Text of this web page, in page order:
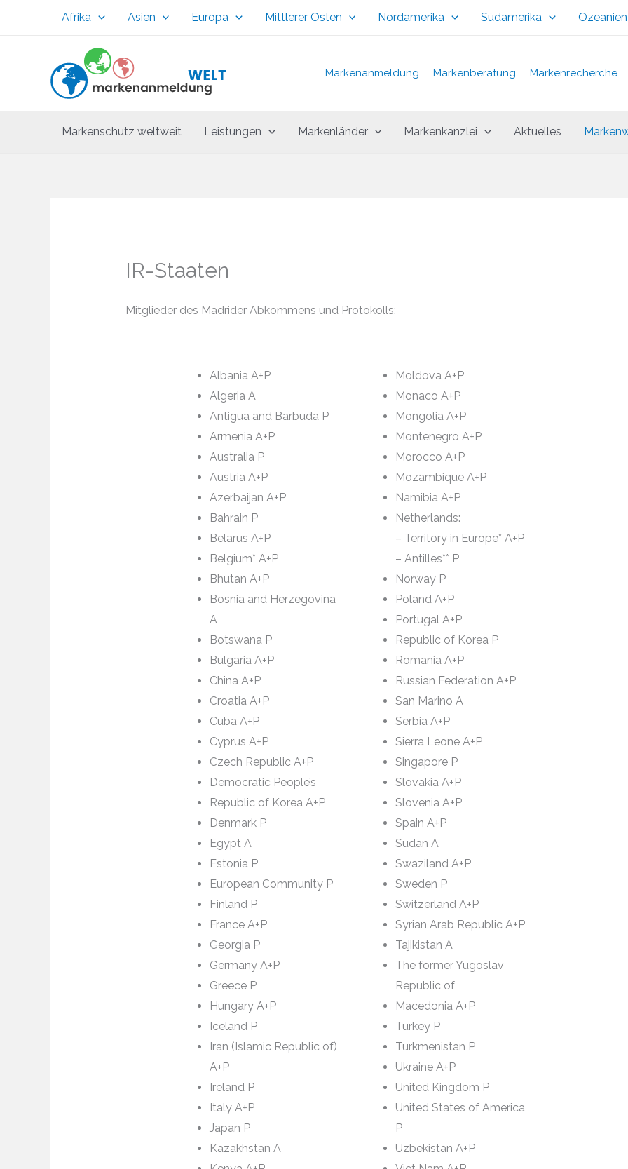
Afrika Asien Europa Mittlerer Osten Nordamerika Südamerika Ozeanien
Markenanmeldung Markenberatung Markenrecherche
Markenschutz weltweit Leistungen Markenländer Markenkanzlei Aktuelles
IR-Staaten
Mitglieder des Madrider Abkommens und Protokolls:
Albania A+P
Algeria A
Antigua and Barbuda P
Armenia A+P
Australia P
Austria A+P
Azerbaijan A+P
Bahrain P
Belarus A+P
Belgium* A+P
Bhutan A+P
Bosnia and Herzegovina
A
Botswana P
Bulgaria A+P
China A+P
Croatia A+P
Cuba A+P
Cyprus A+P
Czech Republic A+P
Democratic People’s
Republic of Korea A+P
Denmark P
Egypt A
Estonia P
European Community P
Finland P
France A+P
Georgia P
Germany A+P
Greece P
Hungary A+P
Iceland P
Iran (Islamic Republic of)
A+P
Ireland P
Italy A+P
Japan P
Kazakhstan A
Moldova A+P
Monaco A+P
Mongolia A+P
Montenegro A+P
Morocco A+P
Mozambique A+P
Namibia A+P
Netherlands:
– Territory in Europe* A+P
– Antilles** P
Norway P
Poland A+P
Portugal A+P
Republic of Korea P
Romania A+P
Russian Federation A+P
San Marino A
Serbia A+P
Sierra Leone A+P
Singapore P
Slovakia A+P
Slovenia A+P
Spain A+P
Sudan A
Swaziland A+P
Sweden P
Switzerland A+P
Syrian Arab Republic A+P
Tajikistan A
The former Yugoslav
Republic of
Macedonia A+P
Turkey P
Turkmenistan P
Ukraine A+P
United Kingdom P
United States of America
P
Uzbekistan A+P